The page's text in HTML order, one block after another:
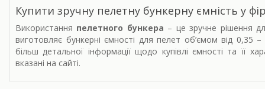
Купити зручну пелетну бункерну ємність у
Використання пелетного бункера – це зручне рішення
виготовляє бункерні ємності для пелет об’ємом від 0,35
більш детальної інформації щодо купівлі ємності та її
вказані на сайті.